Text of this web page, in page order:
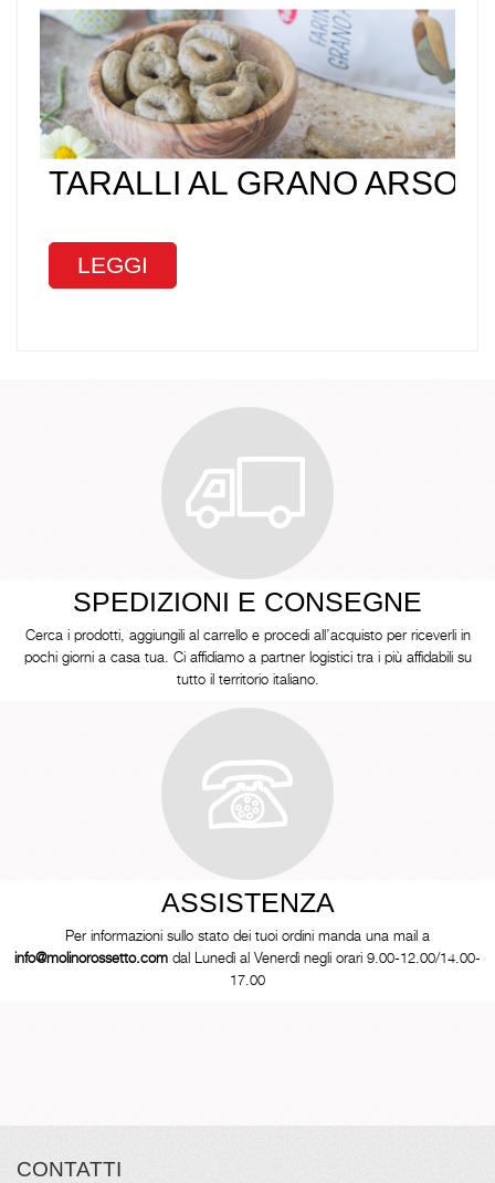
TARALLI AL GRANO ARSO
LEGGI
SPEDIZIONI E CONSEGNE
Cerca i prodotti, aggiungili al carrello e procedi all’acquisto per riceverli in
pochi giorni a casa tua. Ci affidiamo a partner logistici tra i più affidabili su
tutto il territorio italiano.
ASSISTENZA
Per informazioni sullo stato dei tuoi ordini manda una mail a
info@molinorossetto.com dal Lunedì al Venerdì negli orari 9.00-12.00/14.00-
17.00
CONTATTI